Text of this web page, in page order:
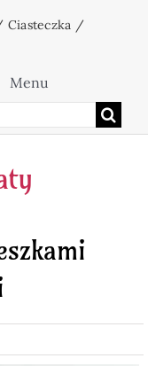
Ciasteczka /
Menu
Home
Ciasta
Desery